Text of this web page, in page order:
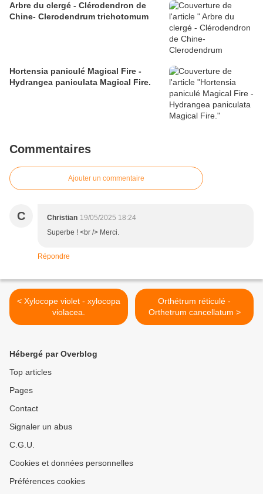
Arbre du clergé - Clérodendron de
Chine- Clerodendrum trichotomum
Hortensia paniculé Magical Fire -
Hydrangea paniculata Magical Fire.
Commentaires
Ajouter un commentaire
C Christian 19/05/2025 18:24
Superbe ! <br /> Merci.
Répondre
< Xylocope violet - xylocopa
violacea.
Orthétrum réticulé -
Orthetrum cancellatum >
Hébergé par Overblog
Top articles
Pages
Contact
Signaler un abus
C.G.U.
Cookies et données personnelles
Préférences cookies